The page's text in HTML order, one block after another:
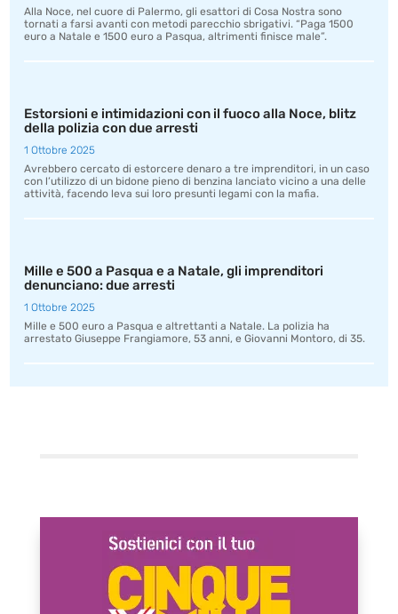
Alla Noce, nel cuore di Palermo, gli esattori di Cosa Nostra sono
tornati a farsi avanti con metodi parecchio sbrigativi. “Paga 1500
euro a Natale e 1500 euro a Pasqua, altrimenti finisce male”.
Estorsioni e intimidazioni con il fuoco alla Noce, blitz
della polizia con due arresti
1 Ottobre 2025
Avrebbero cercato di estorcere denaro a tre imprenditori, in un caso
con l’utilizzo di un bidone pieno di benzina lanciato vicino a una delle
attività, facendo leva sui loro presunti legami con la mafia.
Mille e 500 a Pasqua e a Natale, gli imprenditori
denunciano: due arresti
1 Ottobre 2025
Mille e 500 euro a Pasqua e altrettanti a Natale. La polizia ha
arrestato Giuseppe Frangiamore, 53 anni, e Giovanni Montoro, di 35.